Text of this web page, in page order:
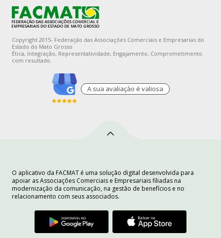
Copyright 2015- Federação das Associações Comerciais e Empresarias do
Estado do Mato Grosso
Ética, Integração, Representatividade, Engajamento, Comprometimento
com resultado.
A sua avaliaçào é valiosa
O aplicativo da FACMAT é uma solução digital desenvolvida para
apoiar as Associações Comerciais e Empresariais filiadas na
modernização da comunicação, na gestão de benefícios e no
relacionamento com seus associados.